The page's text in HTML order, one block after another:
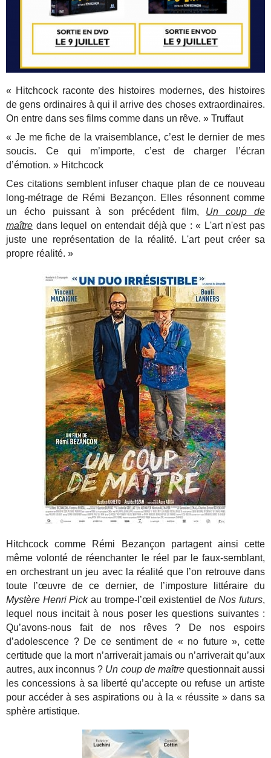
« Hitchcock raconte des histoires modernes, des histoires
de gens ordinaires à qui il arrive des choses extraordinaires.
On entre dans ses films comme dans un rêve. » Truffaut
« Je me fiche de la vraisemblance, c’est le dernier de mes
soucis. Ce qui m’importe, c’est de charger l’écran
d’émotion. » Hitchcock
Ces citations semblent infuser chaque plan de ce nouveau
long-métrage de Rémi Bezançon. Elles résonnent comme
un écho puissant à son précédent film, Un coup de
maître dans lequel on entendait déjà que : « L'art n'est pas
juste une représentation de la réalité. L'art peut créer sa
propre réalité. »
Hitchcock comme Rémi Bezançon partagent ainsi cette
même volonté de réenchanter le réel par le faux-semblant,
en orchestrant un jeu avec la réalité que l’on retrouve dans
toute l’œuvre de ce dernier, de l’imposture littéraire du
Mystère Henri Pickau trompe-l’œil existentiel deNos futurs,
lequel nous incitait à nous poser les questions suivantes :
Qu’avons-nous fait de nos rêves ? De nos espoirs
d’adolescence ? De ce sentiment de « no future », cette
certitude que la mort n’arriverait jamais ou n’arriverait qu’aux
autres, aux inconnus ? Un coup de maîtrequestionnait aussi
les concessions à sa liberté qu’accepte ou refuse un artiste
pour accéder à ses aspirations ou à la « réussite » dans sa
sphère artistique.